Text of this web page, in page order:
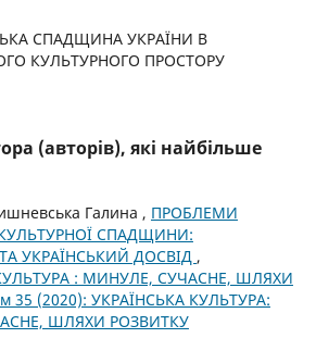
СПАДЩИНА УКРАЇНИ В
КУЛЬТУРНОГО ПРОСТОРУ
(авторів), які найбільше
Галина , ПРОБЛЕМИ
СПАДЩИНИ:
УКРАЇНСЬКИЙ ДОСВІД ,
: МИНУЛЕ, СУЧАСНЕ, ШЛЯХИ
35 (2020): УКРАЇНСЬКА КУЛЬТУРА:
ШЛЯХИ РОЗВИТКУ